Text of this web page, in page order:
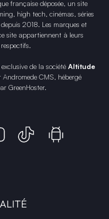
française déposée, un site
high tech, cinémas, séries
2018. Les marques et
site appartiennent à leurs
de la société Altitude
CMS, hébergé
GreenHoster.